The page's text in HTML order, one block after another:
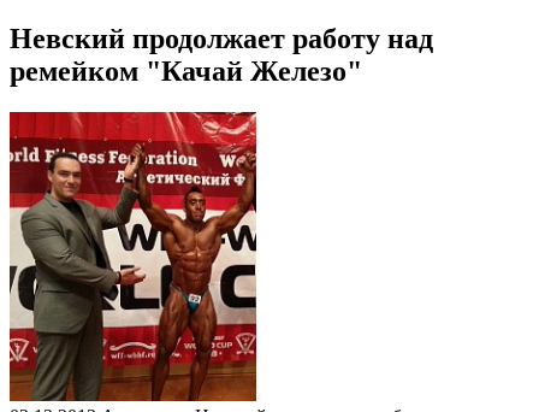
Невский продолжает работу над
ремейком "Качай Железо"